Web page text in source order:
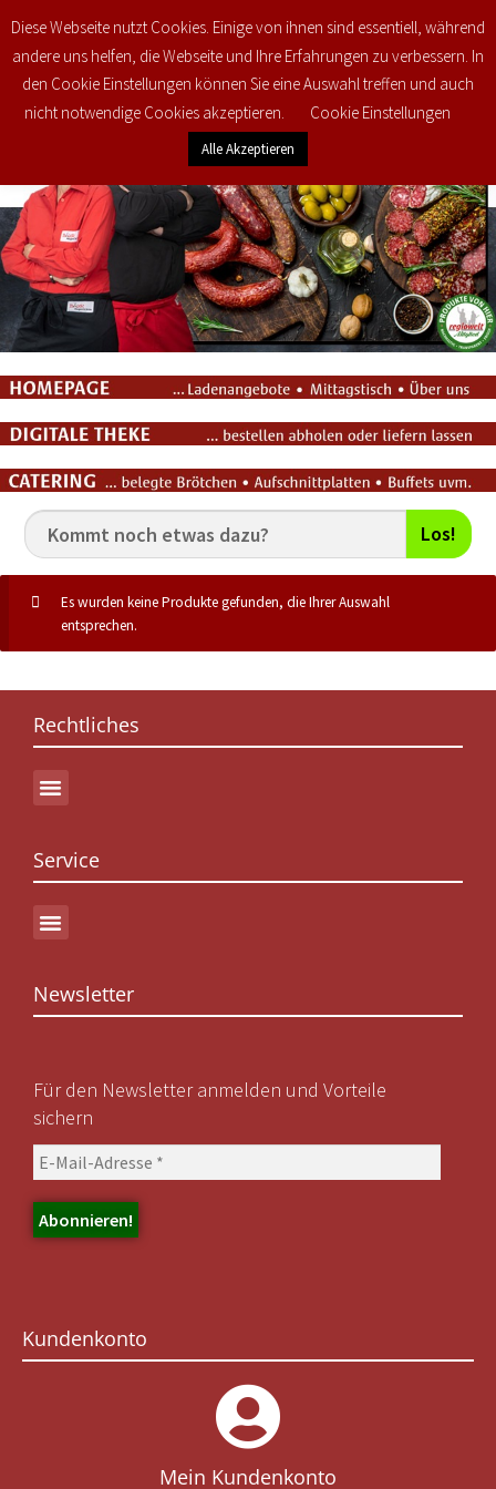
€0,00 0
Los!
Es wurden keine Produkte gefunden, die Ihrer Auswahl
entsprechen.
Rechtliches
Service
Newsletter
Für den Newsletter anmelden und Vorteile
sichern
Kundenkonto
Mein Kundenkonto
Diese Webseite nutzt Cookies. Einige von ihnen sind essentiell, während
andere uns helfen, die Webseite und Ihre Erfahrungen zu verbessern. In
den Cookie Einstellungen können Sie eine Auswahl treffen und auch
nicht notwendige Cookies akzeptieren.
Cookie Einstellungen
Alle Akzeptieren